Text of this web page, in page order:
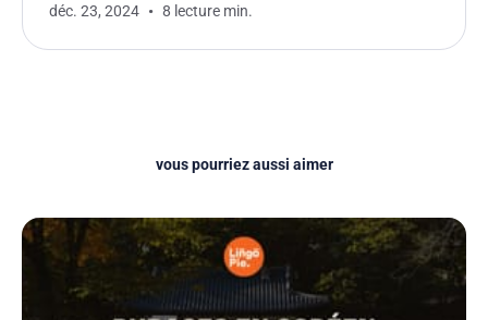
déc. 23, 2024 8 lecture min.
vous pourriez aussi aimer